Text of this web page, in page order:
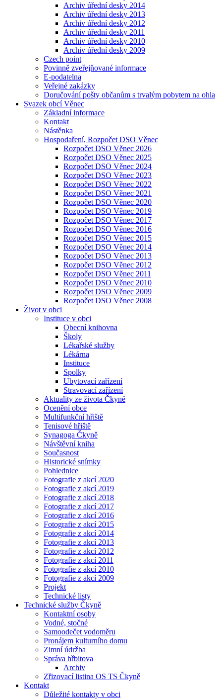
Archiv úřední desky 2014
Archiv úřední desky 2013
Archiv úřední desky 2012
Archiv úřední desky 2011
Archiv úřední desky 2010
Archiv úřední desky 2009
Czech point
Povinně zveřejňované informace
E-podatelna
Veřejné zakázky
Doručování pošty občanům s trvalým pobytem na ohla
Svazek obcí Věnec
Základní informace
Kontakt
Nástěnka
Hospodaření, Rozpočet DSO Věnec
Rozpočet DSO Věnec 2026
Rozpočet DSO Věnec 2025
Rozpočet DSO Věnec 2024
Rozpočet DSO Věnec 2023
Rozpočet DSO Věnec 2022
Rozpočet DSO Věnec 2021
Rozpočet DSO Věnec 2020
Rozpočet DSO Věnec 2019
Rozpočet DSO Věnec 2017
Rozpočet DSO Věnec 2016
Rozpočet DSO Věnec 2015
Rozpočet DSO Věnec 2014
Rozpočet DSO Věnec 2013
Rozpočet DSO Věnec 2012
Rozpočet DSO Věnec 2011
Rozpočet DSO Věnec 2010
Rozpočet DSO Věnec 2009
Rozpočet DSO Věnec 2008
Život v obci
Instituce v obci
Obecní knihovna
Školy
Lékařské služby
Lékárna
Instituce
Spolky
Ubytovací zařízení
Stravovací zařízení
Aktuality ze života Čkyně
Ocenění obce
Multifunkční hřiště
Tenisové hřiště
Synagoga Čkyně
Návštěvní kniha
Současnost
Historické snímky
Pohlednice
Fotografie z akcí 2020
Fotografie z akcí 2019
Fotografie z akcí 2018
Fotografie z akcí 2017
Fotografie z akcí 2016
Fotografie z akcí 2015
Fotografie z akcí 2014
Fotografie z akcí 2013
Fotografie z akcí 2012
Fotografie z akcí 2011
Fotografie z akcí 2010
Fotografie z akcí 2009
Projekt
Technické listy
Technické služby Čkyně
Kontaktní osoby
Vodné, stočné
Samoodečet vodoměru
Pronájem kulturního domu
Zimní údržba
Správa hřbitova
Archiv
Zřizovací listina OS TS Čkyně
Kontakt
Důležité kontakty v obci